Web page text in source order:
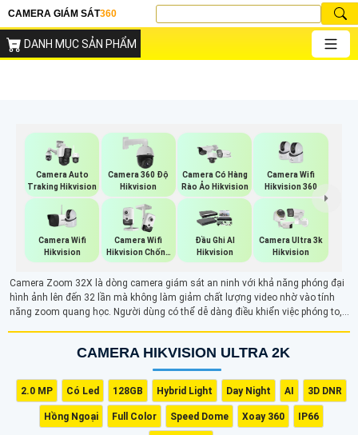
CAMERA GIÁM SÁT360
DANH MỤC SẢN PHẨM
Camera Auto
Traking Hikvision
Camera 360 Độ
Hikvision
Camera Có Hàng
Rào Ảo Hikvision
Camera Wifi
Hikvision 360
Camera Wifi
Hikvision
Camera Wifi
Hikvision Chống
Trộm
Đầu Ghi AI
Hikvision
Camera Ultra 3k
Hikvision
Camera Zoom 32X là dòng camera giám sát an ninh với khả năng phóng đại
hình ảnh lên đến 32 lần mà không làm giảm chất lượng video nhờ vào tính
năng zoom quang học. Người dùng có thể dễ dàng điều khiển việc phóng to,
sắc nét, giúp tăng cường hiệu quả giám sát từ xa.
CAMERA HIKVISION ULTRA 2K
2.0 MP Có Led 128GB Hybrid Light Day Night AI 3D DNR
Hồng Ngoại Full Color Speed Dome Xoay 360 IP66